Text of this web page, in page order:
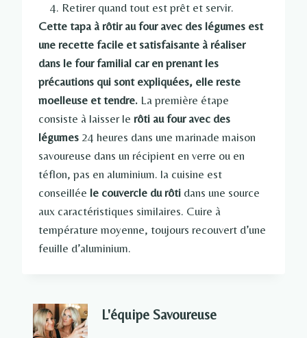
Retirer quand tout est prêt et servir.
Cette tapa à rôtir au four avec des légumes est
une recette facile et satisfaisante à réaliser
dans le four familial car en prenant les
précautions qui sont expliquées, elle reste
moelleuse et tendre. La première étape
consiste à laisser le rôti au four avec des
légumes 24 heures dans une marinade maison
savoureuse dans un récipient en verre ou en
téflon, pas en aluminium. la cuisine est
conseillée le couvercle du rôti dans une source
aux caractéristiques similaires. Cuire à
température moyenne, toujours recouvert d’une
feuille d’aluminium.
L'équipe Savoureuse